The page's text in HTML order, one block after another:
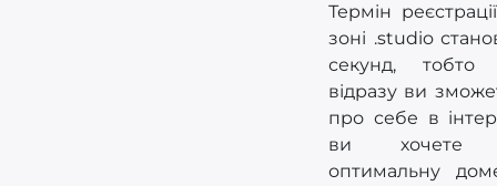
Термін
зоні .studio
секунд, тобто
відразу ви
про себе в
ви хочете
оптимальну